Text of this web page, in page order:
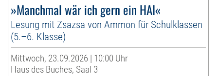
»Manchmal wär ich gern ein HAI«
Lesung mit Zsazsa von Ammon für Schulklassen
(5.–6. Klasse)
Mittwoch, 23.09.2026 | 10:00 Uhr
Haus des Buches, Saal 3